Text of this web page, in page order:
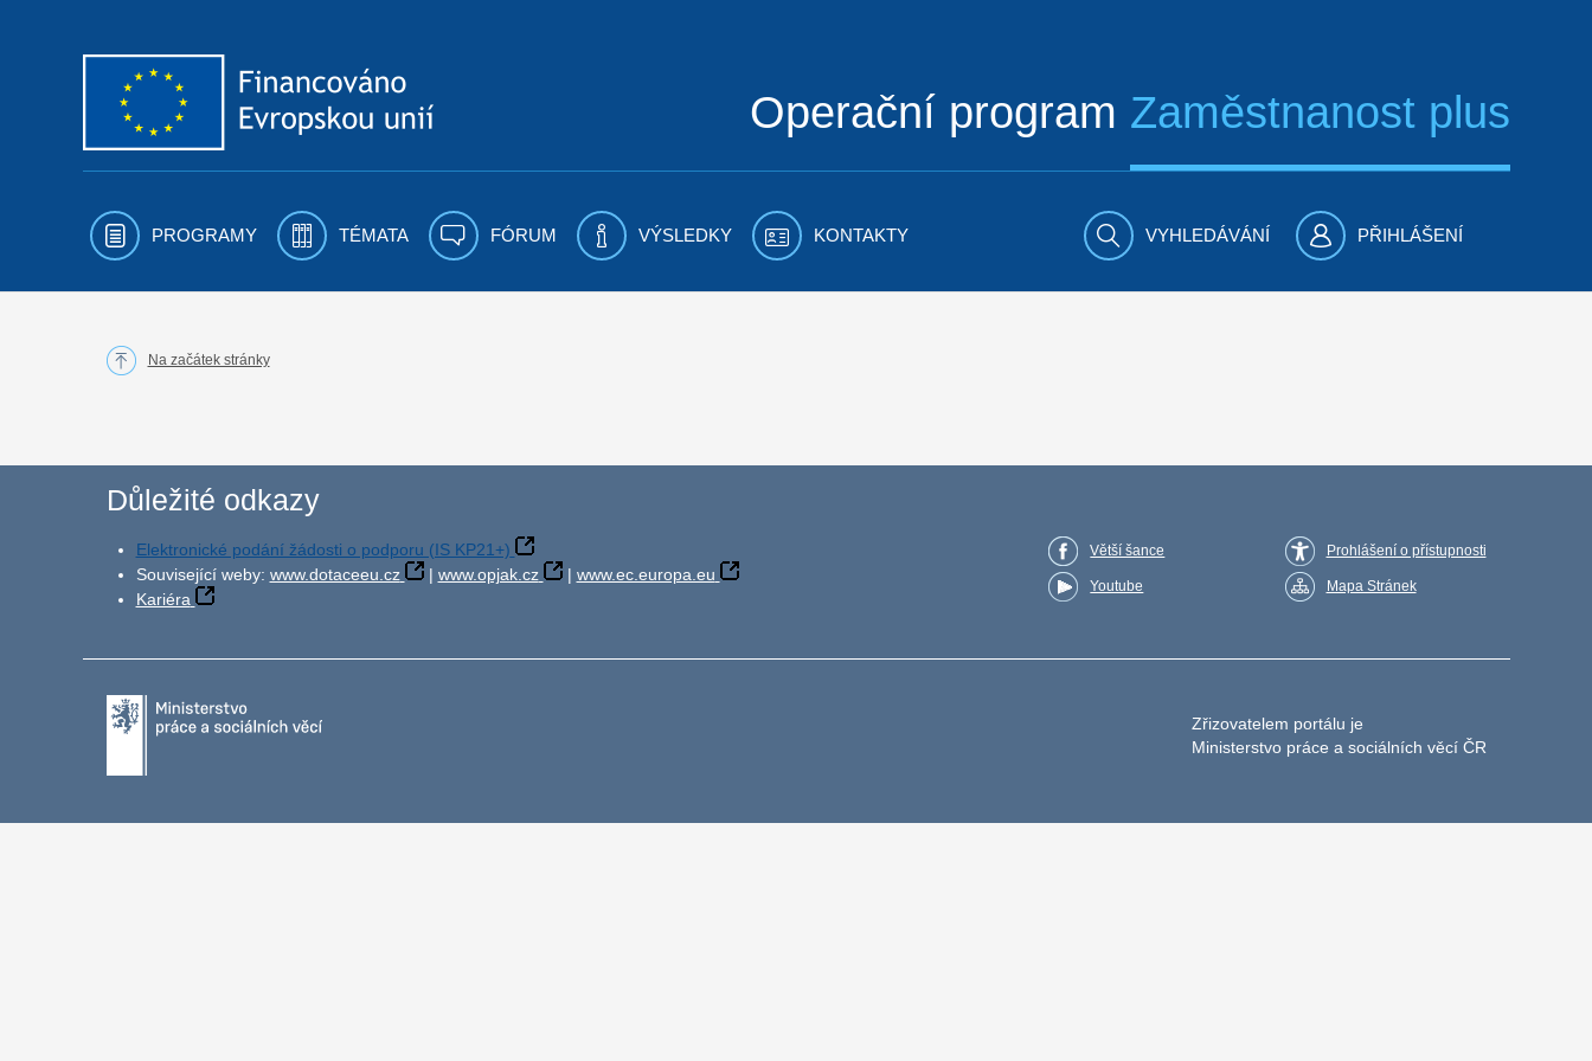
Operační program Zaměstnanost plus
PROGRAMY TÉMATA FÓRUM VÝSLEDKY KONTAKTY VYHLEDÁVÁNÍ PŘIHLÁŠENÍ
Na začátek stránky
Důležité odkazy
Elektronické podání žádosti o podporu (IS KP21+)
Související weby: www.dotaceeu.cz | www.opjak.cz | www.ec.europa.eu
Kariéra
Větší šance
Youtube
Prohlášení o přístupnosti
Mapa Stránek
Zřizovatelem portálu je
Ministerstvo práce a sociálních věcí ČR